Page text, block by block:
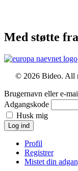
Med støtte
© 2026 Bideo. All
Brugernavn eller e-
Adgangskode
Husk mig
Log ind
Profil
Registrer
Mistet din